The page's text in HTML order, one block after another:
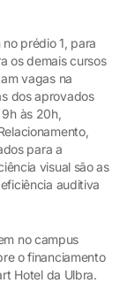
prédio 1, para
os demais cursos
vagas na
dos aprovados
9h às 20h,
para a
visual são as
auditiva
no campus
o financiamento
Hotel da Ulbra.